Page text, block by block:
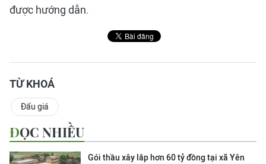
được hướng dẫn.
TỪ KHOÁ
Đấu giá
ĐỌC NHIỀU
Gói thầu xây lắp hơn 60 tỷ đồng tại xã Yên